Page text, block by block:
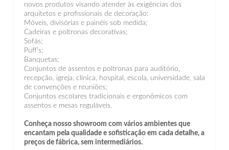
novos produtos visando atender às exigências dos
arquitetos e profissionais de decoração:
Móveis, divisórias e painéis sob medida;
Cadeiras e poltronas decorativas;
Sofás;
Puff’s;
Banquetas;
Conjuntos de assentos e poltronas para auditório,
recepção, igreja, clínica, hospital, escola, universidade, sala
de convenções e reuniões;
Conjuntos escolares tradicionais e ergonômicos com
assentos e mesas reguláveis.
Conheça nosso showroom com vários ambientes que
encantam pela qualidade e sofisticação em cada detalhe, a
preços de fábrica, sem intermediários.